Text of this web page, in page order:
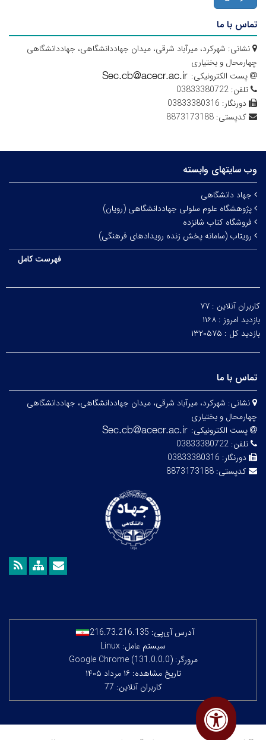
تماس با ما
نشانی: شهرکرد، میرآباد شرقی، میدان جهاددانشگاهی، جهاددانشگاهی
چهارمحال و بختیاری
پست الکترونیکی:
تلفن: 03833380722
دورنگار: 03833380316
کدپستی: 8873173188
وب سایتهای وابسته
جهاد دانشگاهی
پژوهشگاه علوم سلولی جهاددانشگاهی (رویان)
فروشگاه کتاب شانزده
رویتاب (سامانه پخش زنده رویدادهای فرهنگی)
فهرست کامل
کاربران آنلاین : ۷۷
بازدید امروز : ۱۱۶۸
بازدید کل : ۱۳۲۰۵۷۵
تماس با ما
نشانی: شهرکرد، میرآباد شرقی، میدان جهاددانشگاهی، جهاددانشگاهی
چهارمحال و بختیاری
پست الکترونیکی:
تلفن: 03833380722
دورنگار: 03833380316
کدپستی: 8873173188
آدرس آی‌پی: 216.73.216.135
سیستم عامل: Linux
مرورگر: Google Chrome (131.0.0.0)
تاریخ مشاهده: ۱۶ مرداد ۱۴۰۵
کاربران آنلاین: 77